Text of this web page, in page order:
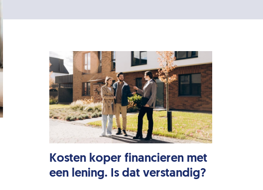
Kosten koper financieren met
een lening. Is dat verstandig?